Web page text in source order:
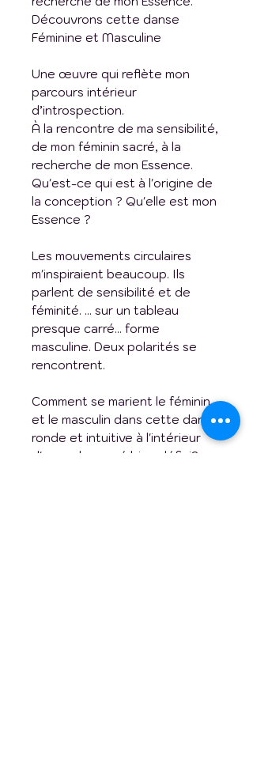
Découvrons cette danse
Féminine et Masculine
Une œuvre qui reflète mon
parcours intérieur
d’introspection.
À la rencontre de ma sensibilité,
de mon féminin sacré, à la
recherche de mon Essence.
Qu'est-ce qui est à l'origine de
la conception ? Qu'elle est mon
Essence ?
Les mouvements circulaires
m'inspiraient beaucoup. Ils
parlent de sensibilité et de
féminité. ... sur un tableau
presque carré... forme
masculine. Deux polarités se
rencontrent.
Comment se marient le féminin
et le masculin dans cette danse
ronde et intuitive à l'intérieur
d'un cadre carré bien défini?